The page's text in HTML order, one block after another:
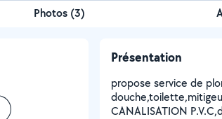
Photos (3)
Présentation
propose service de
CANALISATION